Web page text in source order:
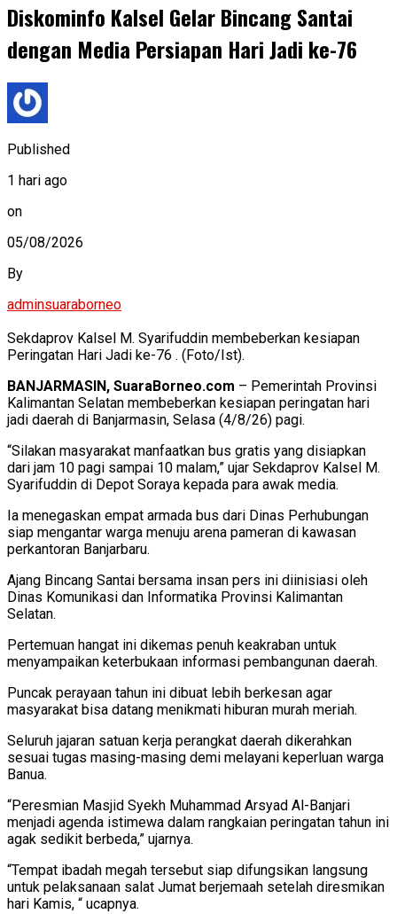
Diskominfo Kalsel Gelar Bincang Santai
dengan Media Persiapan Hari Jadi ke-76
Published
1 hari ago
on
05/08/2026
By
adminsuaraborneo
Sekdaprov Kalsel M. Syarifuddin membeberkan kesiapan
Peringatan Hari Jadi ke-76 . (Foto/Ist).
BANJARMASIN, SuaraBorneo.com – Pemerintah Provinsi
Kalimantan Selatan membeberkan kesiapan peringatan hari
jadi daerah di Banjarmasin, Selasa (4/8/26) pagi.
“Silakan masyarakat manfaatkan bus gratis yang disiapkan
dari jam 10 pagi sampai 10 malam,” ujar Sekdaprov Kalsel M.
Syarifuddin di Depot Soraya kepada para awak media.
Ia menegaskan empat armada bus dari Dinas Perhubungan
siap mengantar warga menuju arena pameran di kawasan
perkantoran Banjarbaru.
Ajang Bincang Santai bersama insan pers ini diinisiasi oleh
Dinas Komunikasi dan Informatika Provinsi Kalimantan
Selatan.
Pertemuan hangat ini dikemas penuh keakraban untuk
menyampaikan keterbukaan informasi pembangunan daerah.
Puncak perayaan tahun ini dibuat lebih berkesan agar
masyarakat bisa datang menikmati hiburan murah meriah.
Seluruh jajaran satuan kerja perangkat daerah dikerahkan
sesuai tugas masing-masing demi melayani keperluan warga
Banua.
“Peresmian Masjid Syekh Muhammad Arsyad Al-Banjari
menjadi agenda istimewa dalam rangkaian peringatan tahun ini
agak sedikit berbeda,” ujarnya.
“Tempat ibadah megah tersebut siap difungsikan langsung
untuk pelaksanaan salat Jumat berjemaah setelah diresmikan
hari Kamis, “ ucapnya.